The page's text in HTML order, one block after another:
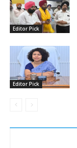
Editor Pick
Editor Pick